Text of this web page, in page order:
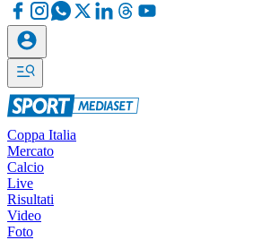
Coppa Italia
Mercato
Calcio
Live
Risultati
Video
Foto